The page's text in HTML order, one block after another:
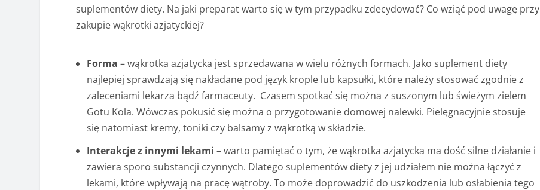
suplementów diety. Na jaki preparat warto się w tym przypadku zdecydować? Co wziąć pod uwagę przy
zakupie wąkrotki azjatyckiej?
Forma – wąkrotka azjatycka jest sprzedawana w wielu różnych formach. Jako suplement diety
najlepiej sprawdzają się nakładane pod język krople lub kapsułki, które należy stosować zgodnie z
zaleceniami lekarza bądź farmaceuty. Czasem spotkać się można z suszonym lub świeżym zielem
Gotu Kola. Wówczas pokusić się można o przygotowanie domowej nalewki. Pielęgnacyjnie stosuje
się natomiast kremy, toniki czy balsamy z wąkrotką w składzie.
Interakcje z innymi lekami – warto pamiętać o tym, że wąkrotka azjatycka ma dość silne działanie i
zawiera sporo substancji czynnych. Dlatego suplementów diety z jej udziałem nie można łączyć z
lekami, które wpływają na pracę wątroby. To może doprowadzić do uszkodzenia lub osłabienia tego